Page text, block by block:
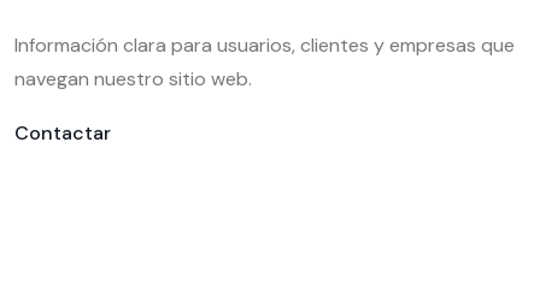
Información clara para usuarios, clientes y empresas que
navegan nuestro sitio web.
Contactar